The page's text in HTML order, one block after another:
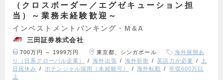
（クロスボーダー／エグゼキューション担
当）～業務未経験歓迎～
インベストメントバンキング・M&A
三田証券株式会社
700万円 ～ 1999万円 東京都、シンガポール
海外展開あ
り（日系グローバル企業）
海外出張 海外折衝 英語力が必要
土
日祝休み
ポテンシャル採用（未経験可） 海外転勤
年収600万以
上